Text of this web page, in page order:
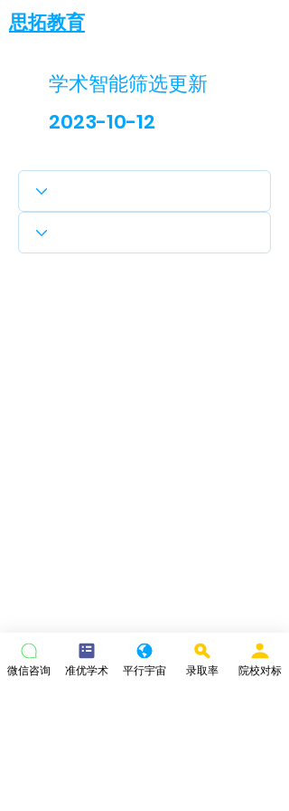
思拓教育
学术智能筛选更新
2023-10-12
微信咨询 准优学术 平行宇宙 录取率 院校对标